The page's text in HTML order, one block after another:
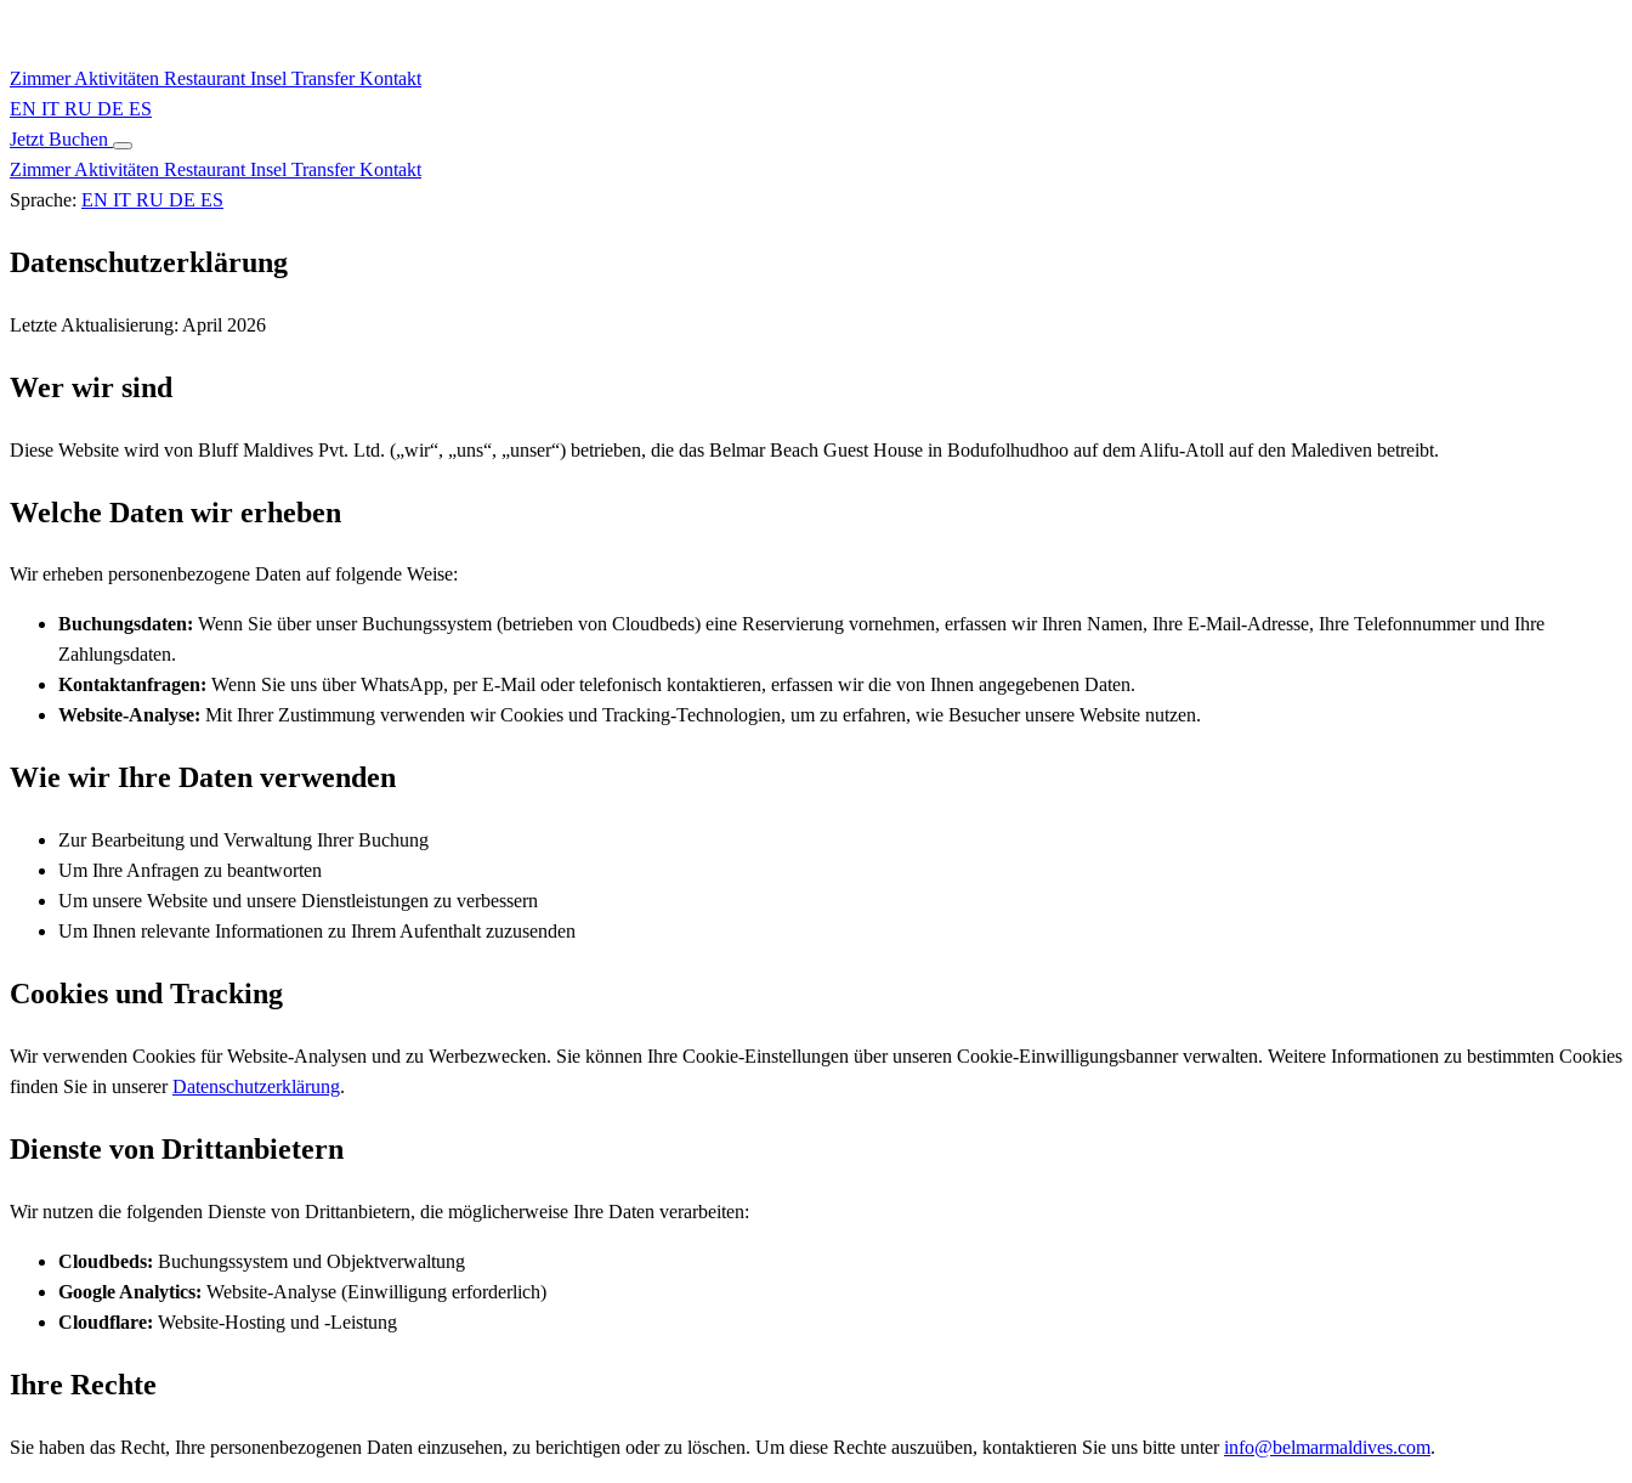
ZimmerAktivitäten Restaurant Insel TransferKontakt
EN IT RU DE ES
Jetzt Buchen
ZimmerAktivitäten Restaurant Insel TransferKontakt
Sprache: EN IT RU DE ES
Datenschutzerklärung
Letzte Aktualisierung: April 2026
Wer wir sind
Diese Website wird von Bluff Maldives Pvt. Ltd. („wir“, „uns“, „unser“) betrieben, die das Belmar Beach Guest House in Bodufolhudhoo auf dem Alifu-Atoll auf den Malediven betreibt.
Welche Daten wir erheben
Wir erheben personenbezogene Daten auf folgende Weise:
Buchungsdaten: Wenn Sie über unser Buchungssystem (betrieben von Cloudbeds) eine Reservierung vornehmen, erfassen wir Ihren Namen, Ihre E-Mail-Adresse, Ihre Telefonnummer und Ihre
Zahlungsdaten.
Kontaktanfragen: Wenn Sie uns über WhatsApp, per E-Mail oder telefonisch kontaktieren, erfassen wir die von Ihnen angegebenen Daten.
Website-Analyse: Mit Ihrer Zustimmung verwenden wir Cookies und Tracking-Technologien, um zu erfahren, wie Besucher unsere Website nutzen.
Wie wir Ihre Daten verwenden
Zur Bearbeitung und Verwaltung Ihrer Buchung
Um Ihre Anfragen zu beantworten
Um unsere Website und unsere Dienstleistungen zu verbessern
Um Ihnen relevante Informationen zu Ihrem Aufenthalt zuzusenden
Cookies und Tracking
Wir verwenden Cookies für Website-Analysen und zu Werbezwecken. Sie können Ihre Cookie-Einstellungen über unseren Cookie-Einwilligungsbanner verwalten. Weitere Informationen zu bestimmten Cookies
finden Sie in unsererDatenschutzerklärung.
Dienste von Drittanbietern
Wir nutzen die folgenden Dienste von Drittanbietern, die möglicherweise Ihre Daten verarbeiten:
Cloudbeds: Buchungssystem und Objektverwaltung
Google Analytics: Website-Analyse (Einwilligung erforderlich)
Cloudflare: Website-Hosting und -Leistung
Ihre Rechte
Sie haben das Recht, Ihre personenbezogenen Daten einzusehen, zu berichtigen oder zu löschen. Um diese Rechte auszuüben, kontaktieren Sie uns bitte unterinfo@belmarmaldives.com.